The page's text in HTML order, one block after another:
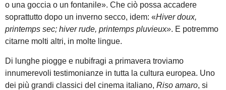
o una goccia o un fontanile». Che ciò possa accadere
soprattutto dopo un inverno secco, idem: «Hiver doux,
printemps sec; hiver rude, printemps pluvieux». E potremmo
citarne molti altri, in molte lingue.
Di lunghe piogge e nubifragi a primavera troviamo
innumerevoli testimonianze in tutta la cultura europea. Uno
dei più grandi classici del cinema italiano, Riso amaro, si